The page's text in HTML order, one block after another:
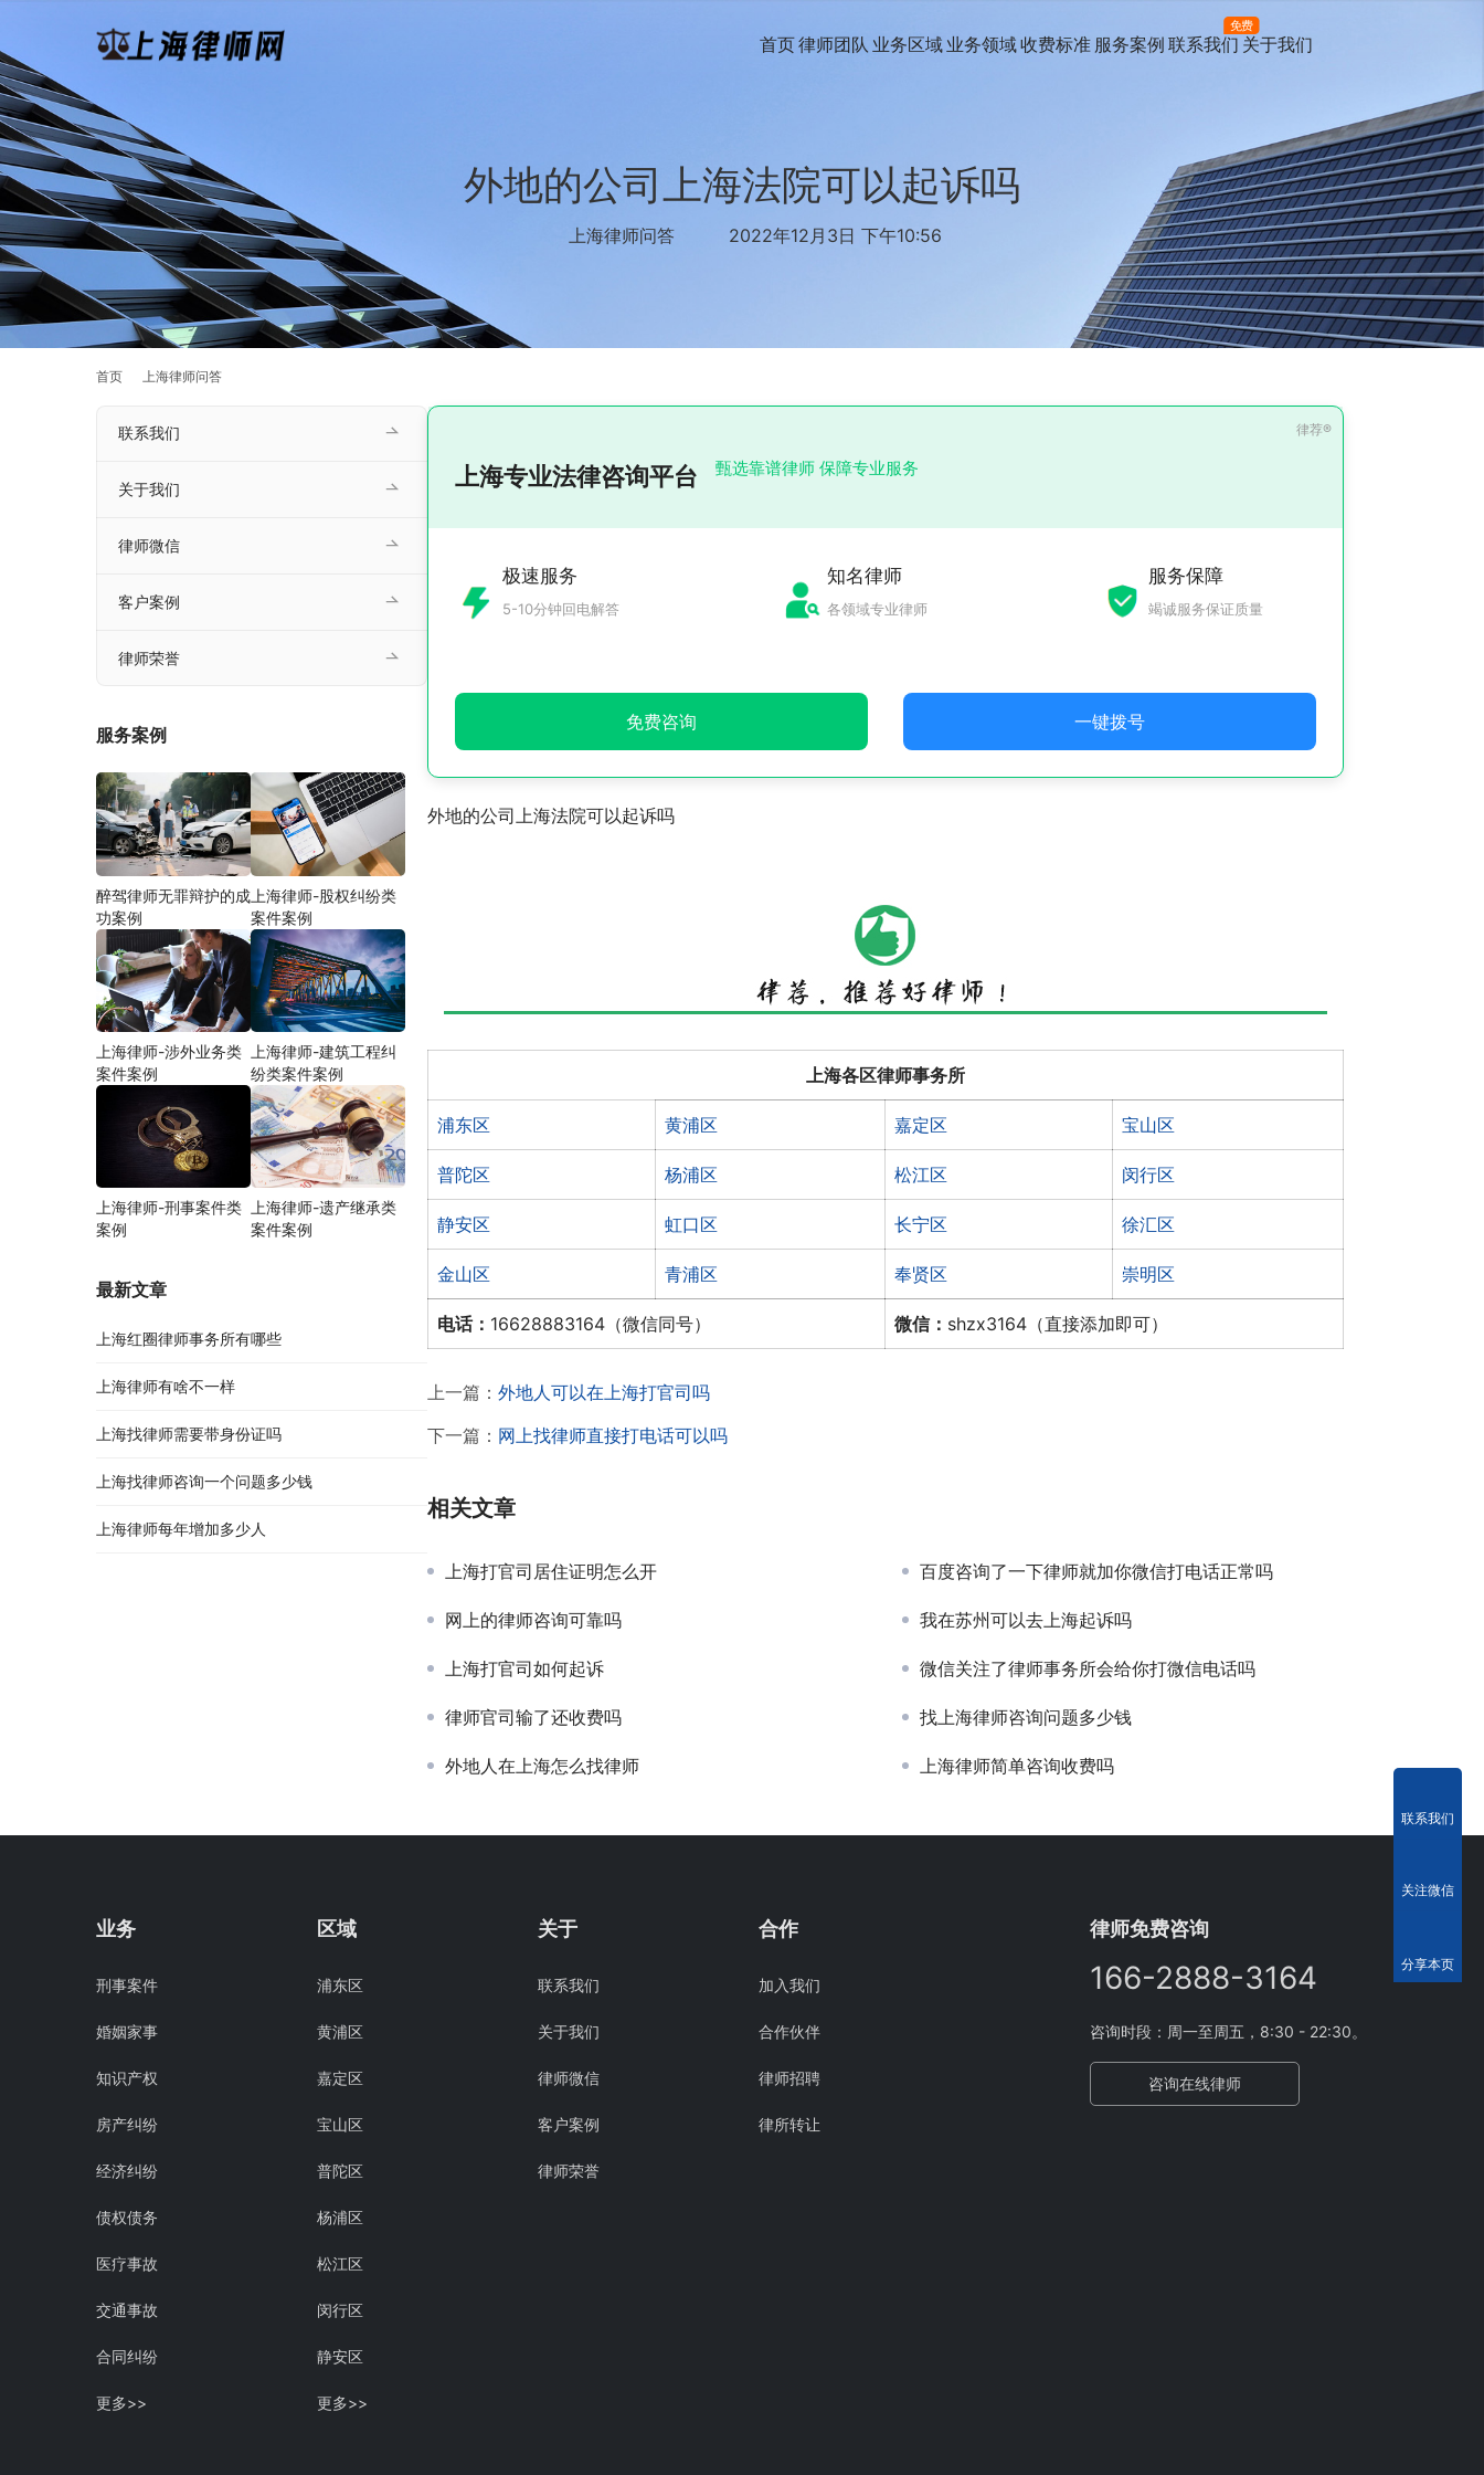
首页律师团队 业务区域 业务领域收费标准 服务案例 联系我们
免费
关于我们
外地的公司上海法院可以起诉吗
上海律师问答 2022年12月3日 下午10:56
首页 上海律师问答
上海专业法律咨询平台 甄选靠谱律师 保障专业服务
极速服务
5-10分钟回电解答
知名律师
各领域专业律师
服务保障
竭诚服务保证质量
免费咨询 一键拨号
外地的公司上海法院可以起诉吗
上海各区律师事务所
浦东区 黄浦区 嘉定区 宝山区
普陀区 杨浦区 松江区 闵行区
静安区 虹口区 长宁区 徐汇区
金山区 青浦区 奉贤区 崇明区
电话： 16628883164（微信同号） 微信： shzx3164（直接添加即可）
上一篇： 外地人可以在上海打官司吗
下一篇： 网上找律师直接打电话可以吗
相关文章
上海打官司居住证明怎么开 百度咨询了一下律师就加你微信打电话正常吗
网上的律师咨询可靠吗 我在苏州可以去上海起诉吗
上海打官司如何起诉 微信关注了律师事务所会给你打微信电话吗
律师官司输了还收费吗 找上海律师咨询问题多少钱
外地人在上海怎么找律师 上海律师简单咨询收费吗
联系我们
关于我们
律师微信
客户案例
律师荣誉
服务案例
醉驾律师无罪辩护的成
功案例
上海律师-股权纠纷类
案件案例
上海律师-涉外业务类
案件案例
上海律师-建筑工程纠
纷类案件案例
上海律师-刑事案件类
案例
上海律师-遗产继承类
案件案例
最新文章
上海红圈律师事务所有哪些
上海律师有啥不一样
上海找律师需要带身份证吗
上海找律师咨询一个问题多少钱
上海律师每年增加多少人
业务
刑事案件
婚姻家事
知识产权
房产纠纷
经济纠纷
债权债务
医疗事故
交通事故
合同纠纷
更多>>
区域
浦东区
黄浦区
嘉定区
宝山区
普陀区
杨浦区
松江区
闵行区
静安区
更多>>
关于
联系我们
关于我们
律师微信
客户案例
律师荣誉
合作
加入我们
合作伙伴
律师招聘
律所转让
律师免费咨询
166-2888-3164
咨询时段：周一至周五，8:30 - 22:30。
咨询在线律师
联系我们
关注微信
分享本页